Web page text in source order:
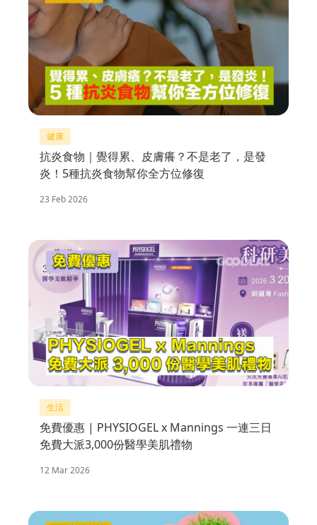
健康
抗炎食物｜覺得累、皮膚癢？不是老了，是發
炎！5種抗炎食物幫你全方位修復
23 Feb 2026
生活
免費優惠 | PHYSIOGEL x Mannings 一連三日
免費大派3,000份醫學美肌禮物
12 Mar 2026